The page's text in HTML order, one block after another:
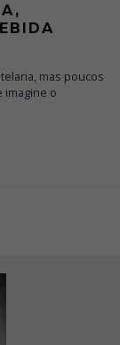
mas poucos
imagine o